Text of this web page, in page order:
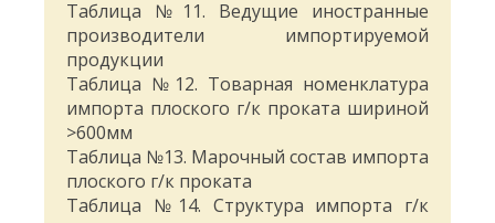
Таблица №11. Ведущие иностранные
производители импортируемой
продукции
Таблица №12. Товарная номенклатура
импорта плоского г/к проката шириной
>600мм
Таблица №13. Марочный состав импорта
плоского г/к проката
Таблица №14. Структура импорта г/к